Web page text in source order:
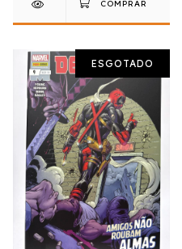
ESGOTADO